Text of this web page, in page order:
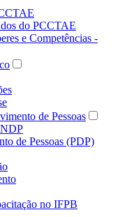
do PCCTAE
e Competências -
de Pessoas
de Pessoas (PDP)
no IFPB